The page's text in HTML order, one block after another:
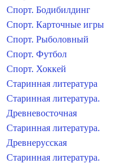
Спорт. Бодибилдинг
Спорт. Карточные игры
Спорт. Рыболовный
Спорт. Футбол
Спорт. Хоккей
Старинная литература
Старинная литература.
Древневосточная
Старинная литература.
Древнерусская
Старинная литература.